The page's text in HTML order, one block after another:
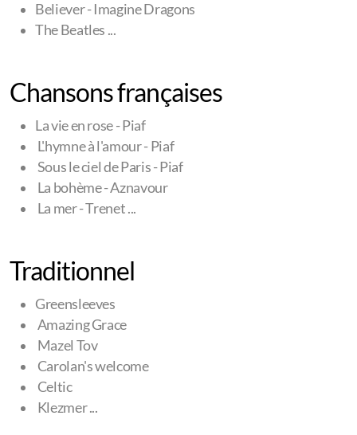
Believer - Imagine Dragons
The Beatles ...
Chansons françaises
La vie en rose - Piaf
L'hymne à l'amour - Piaf
Sous le ciel de Paris - Piaf
La bohème - Aznavour
La mer - Trenet ...
Traditionnel
Greensleeves
Amazing Grace
Mazel Tov
Carolan's welcome
Celtic
Klezmer ...